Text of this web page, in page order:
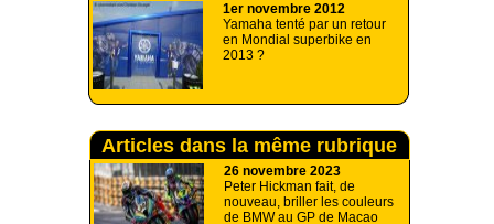
1er novembre 2012
Yamaha tenté par un retour
en Mondial superbike en
2013 ?
Articles dans la même rubrique
26 novembre 2023
Peter Hickman fait, de
nouveau, briller les couleurs
de BMW au GP de Macao